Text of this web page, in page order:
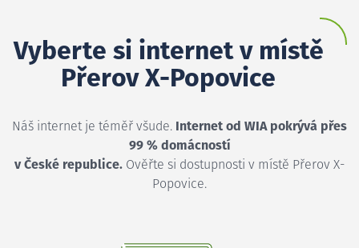
Vyberte si internet v místě
Přerov X-Popovice
Náš internet je téměř všude. Internet od WIA pokrývá přes
99 % domácností
v České republice. Ověřte si dostupnosti v místě Přerov X-
Popovice.